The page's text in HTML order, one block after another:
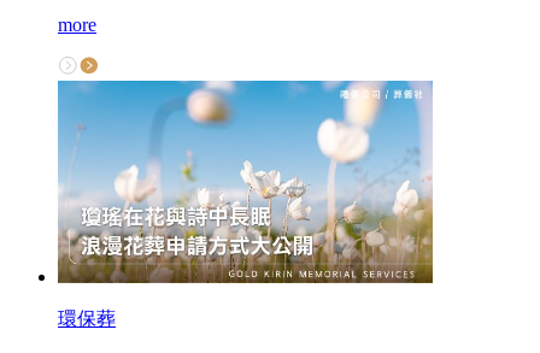
more
環保葬